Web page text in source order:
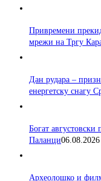
Привремени
мрежи на Тргу
Дан рудара –
енергетску снагу
Богат августовски
Паланци06.08.2026
Археолошко и